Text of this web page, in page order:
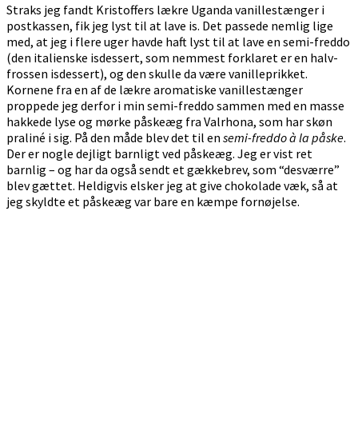
Straks jeg fandt Kristoffers lækre Uganda vanillestænger i
postkassen, fik jeg lyst til at lave is. Det passede nemlig lige
med, at jeg i flere uger havde haft lyst til at lave en semi-freddo
(den italienske isdessert, som nemmest forklaret er en halv-
frossen isdessert), og den skulle da være vanilleprikket.
Kornene fra en af de lækre aromatiske vanillestænger
proppede jeg derfor i min semi-freddo sammen med en masse
hakkede lyse og mørke påskeæg fra Valrhona, som har skøn
praliné i sig. På den måde blev det til en semi-freddo à la påske.
Der er nogle dejligt barnligt ved påskeæg. Jeg er vist ret
barnlig – og har da også sendt et gækkebrev, som “desværre”
blev gættet. Heldigvis elsker jeg at give chokolade væk, så at
jeg skyldte et påskeæg var bare en kæmpe fornøjelse.